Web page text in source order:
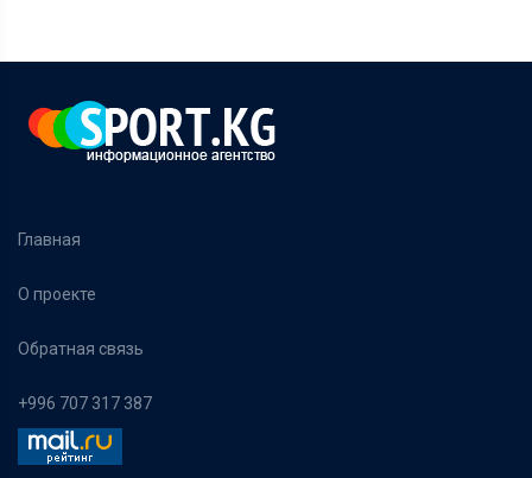
Главная
О проекте
Обратная связь
+996 707 317 387